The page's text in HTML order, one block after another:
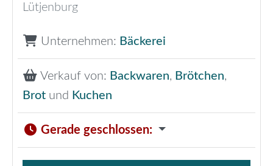
Lütjenburg
Unternehmen: Bäckerei
Verkauf von: Backwaren, Brötchen,
Brot und Kuchen
Gerade geschlossen: